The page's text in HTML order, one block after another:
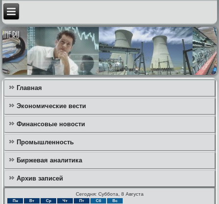
Главная
Экономические вести
Финансовые новости
Промышленность
Биржевая аналитика
Архив записей
Сегодня: Суббота, 8 Августа
Пн Вт Ср Чт Пт Сб Вс